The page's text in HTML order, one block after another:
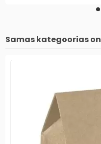
Samas kategoorias